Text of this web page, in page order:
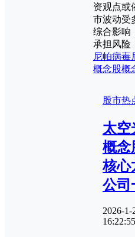
资观点或
市波动受
综合影响
承担风险
尼帕病毒
概念股概
股市热
太空
概念
核心
公司
2026-1-
16:22:55